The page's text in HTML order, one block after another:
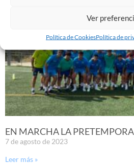
Ver
Política de CookiesPolítica de
EN MARCHA LA
7 de agosto de 2023
Leer más »